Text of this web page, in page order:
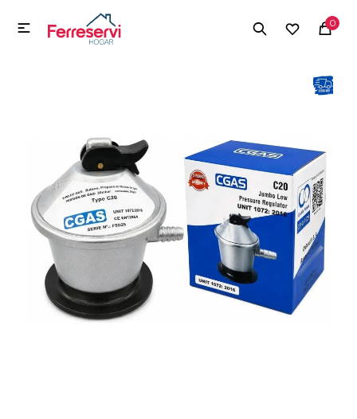
0

MI CUENTA
Electrodomésticos
Tecnología
Deportes